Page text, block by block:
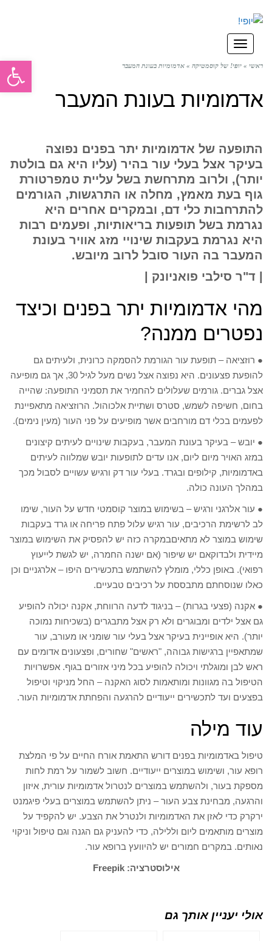
תפריט
ראשי » יופי! של קוסמטיקה » אדמומיות בעונת המעבר
אדמומיות בעונת המעבר
התופעה של אדמומיות יתר בפנים נפוצה
בעיקר אצל בעלי עור בהיר (עליו היא גם בולטת
יותר), ולרוב מתרחשת בשל עליית טמפרטורת
גוף בעת מאמץ, מחלה או התרגשות, הגורמים
להתרחבות כלי דם, ובמקרים אחרים היא
נגרמת בשל תופעות בריאותיות, ופעמים רבות
היא נגרמת בעקבות שינויי מזג אוויר בעונת
המעבר בה העור סובל לרוב מיובש.
| ד"ר סילבי פואניונק |
מהי אדמומיות יתר בפנים וכיצד
נפטרים ממנה?
● רוזציאה – תופעת עור הגורמת להסמקה כרונית, ולעיתים גם
להופעת פצעונים. היא נפוצה אצל נשים מעל לגיל 30, אך גם מופיעה
אצל גברים. גורמים שעלולים להחמיר את תסמיני התופעה: שהייה
בחום, חשיפה לשמש, סטרס ושתיית אלכוהול. הרוזציאה מתאפיינת
לפעמים בכלי דם מורחבים אשר מופיעים על פני העור (מעין נימים).
● יובש – בעיקר בעונת המעבר, בעקבות שינויים לעיתים קיצונים
במזג האויר מיום ליום, אנו עדים לתופעות יובש שמלווה לעיתים
באדמומיות, קילופים ובגרד. בעלי עור דק ורגיש עשויים לסבול מכך
במהלך העונה כולה.
● עור אלרגני ורגיש – בשימוש במוצר קוסמטי חדש על העור, שימו
לב לרשימת הרכיבים, עור רגיש עלול פתח פריחה או גרד בעקבות
שימוש במוצר לא מתאיםבמקרה כזה יש להפסיק את השימוש במוצר
מיידית ולבדוקאם יש שיפור (אם ישנה החמרה, יש לגשת לייעוץ
רפואי). באופן כללי, מומלץ להשתמש בתכשירים היפו – אלרגניים וכן
כאלו שנוסחתם מתבססת על רכיבים טבעיים.
● אקנה (פצעי בגרות) – בניגוד לדעה הרווחת, אקנה יכולה להופיע
גם אצל ילדים ומבוגרים ולא רק אצל מתבגרים (בשכיחות נמוכה
יותר). היא אופיינית בעיקר אצל בעלי עור שומני או מעורב, עור
שמתאפיין ברגישות גבוהה, "ראשים" שחורים, ופצעונים אדומים עם
ראש לבן ומוגלתי ויכולה להופיע בכל מיני אזורים בגוף. אפשרויות
הטיפול בה מגוונות ומותאמות לסוג האקנה – החל מניקוי וטיפול
בפצעים ועד לתכשירים ייעודיים להרגעה והפחתת אדמומיות העור.
עוד מילה
טיפול באדמומיות בפנים דורש התאמת אורח החיים על פי המלצת
רופא עור, ושימוש במוצרים ייעודיים. חשוב לשמור על רמת לחות
מספקת בעור, ולהשתמש במוצרים לנטרול אדמומיות עורית, איזון
והרגעה, מבחינת צבע העור – ניתן להשתמש במוצרים בעלי פיגמנט
ירקרק כדי לאזן את האדמומיות ולנטרל את הצבע. יש להקפיד על
מוצרים מותאמים ליום וללילה, כדי להעניק גם הגנה וגם טיפול וניקוי
נאותים. במקרים חמורים יש להיוועץ ברופא עור.
אילוסטרציה: Freepik
אולי יעניין אותך גם
פתח